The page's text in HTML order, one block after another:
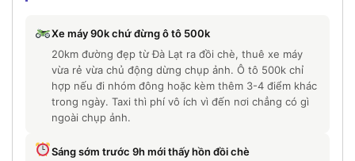
Xe máy 90k chứ đừng ô tô 500k
20km đường đẹp từ Đà Lạt ra đồi chè, thuê xe máy
vừa rẻ vừa chủ động dừng chụp ảnh. Ô tô 500k chỉ
hợp nếu đi nhóm đông hoặc kèm thêm 3-4 điểm khác
trong ngày. Taxi thì phí vô ích vì đến nơi chẳng có gì
ngoài chụp ảnh.
Sáng sớm trước 9h mới thấy hồn đồi chè